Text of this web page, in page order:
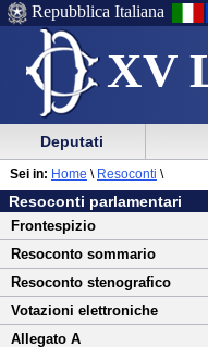
XV
Menu
di
ausilio
alla
navigazione
Menu
di
navigazione
principale
Repubblica Italiana
Menu
di
navigazione
principale
menu
di
sezione
Deputati
Vai
al
contenuto
Resoconti parlamentari
Frontespizio
Resoconto sommario
Resoconto stenografico
Votazioni elettroniche
Allegato A
Sei in: Home \ Resoconti \